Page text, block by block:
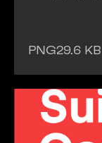
PNG29.6 KB